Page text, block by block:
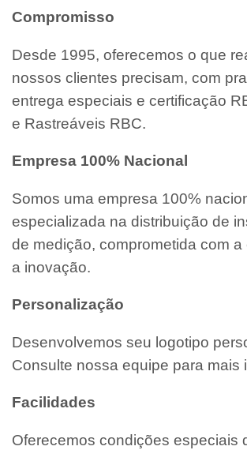
Compromisso
Desde 1995, oferecemos o que
nossos clientes precisam, com
entrega especiais e certificação
e Rastreáveis RBC.
Empresa 100% Nacional
Somos uma empresa 100%
especializada na distribuição de
de medição, comprometida com a
a inovação.
Personalização
Desenvolvemos seu logotipo
Consulte nossa equipe para mais
Facilidades
Oferecemos condições especiais